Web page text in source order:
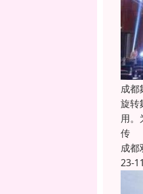
成都
旋转
用。
传
成都
23-